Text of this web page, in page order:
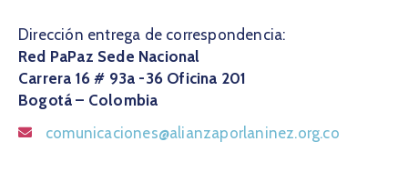
Dirección entrega de correspondencia:
Red PaPaz Sede Nacional
Carrera 16 # 93a -36 Oficina 201
Bogotá – Colombia
comunicaciones@alianzaporlaninez.org.co